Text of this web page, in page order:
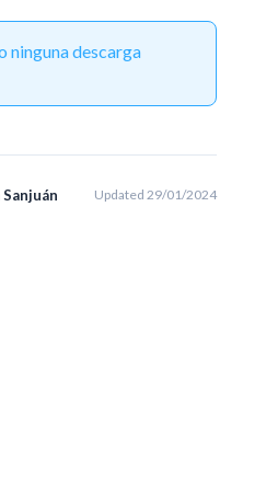
ninguna descarga
Updated 29/01/2024